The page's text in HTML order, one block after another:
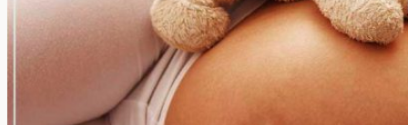
фэн-
шуй
обозначают
вверху